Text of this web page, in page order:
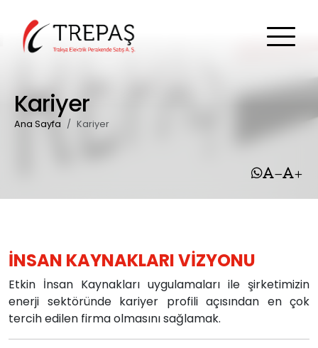
Kariyer
Ana Sayfa Kariyer
İNSAN KAYNAKLARI VİZYONU
Etkin İnsan Kaynakları uygulamaları ile şirketimizin
enerji sektöründe kariyer profili açısından en çok
tercih edilen firma olmasını sağlamak.